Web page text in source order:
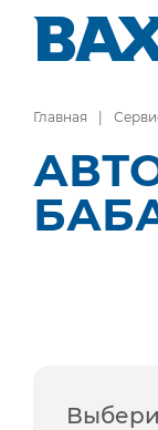
Главная